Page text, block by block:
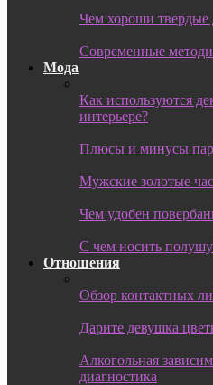
Чем хороши твердые
Современные
Мода
Как используются
интерьере?
Плюсы и минусы
Мужские золотые
Чем удобен
С чем носить
Отношения
Обзор контактных
Дарите девушка
Алкогольная
диагностика